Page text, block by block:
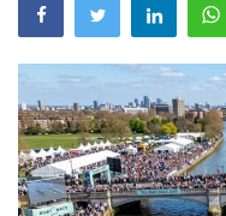
İş İlanları
Seri İlanlar